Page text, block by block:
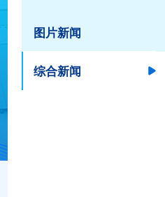
图片新闻
综合新闻